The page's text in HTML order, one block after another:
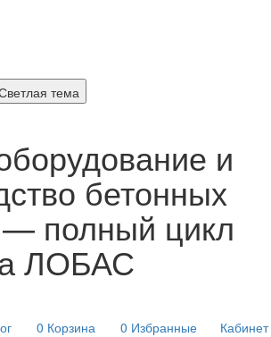
тема
и
бетонных
полный цикл
ЛОБАС
0 Корзина 0 Избранные
Кабинет